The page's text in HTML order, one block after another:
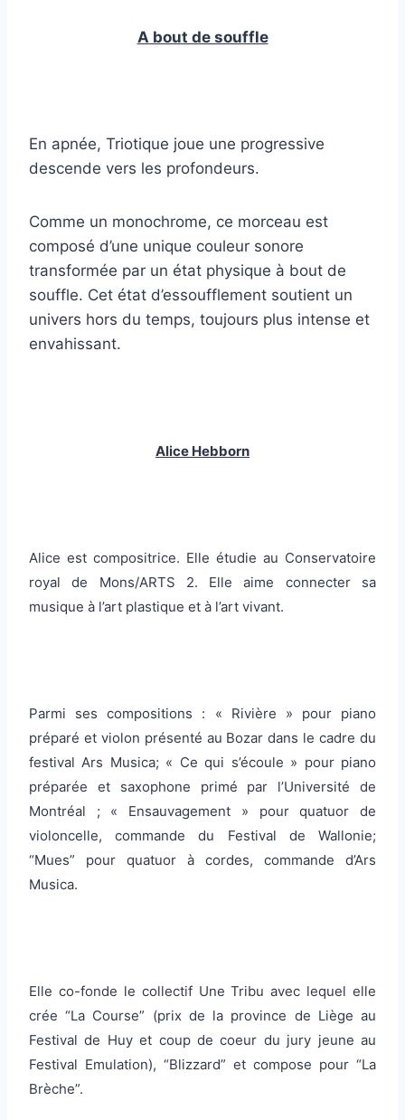
A bout de souffle
En apnée, Triotique joue une progressive
descende vers les profondeurs.
Comme un monochrome, ce morceau est
composé d’une unique couleur sonore
transformée par un état physique à bout de
souffle. Cet état d’essoufflement soutient un
univers hors du temps, toujours plus intense et
envahissant.
Alice Hebborn
Alice est compositrice. Elle étudie au Conservatoire
royal de Mons/ARTS 2. Elle aime connecter sa
musique à l’art plastique et à l’art vivant.
Parmi ses compositions : « Rivière » pour piano
préparé et violon présenté au Bozar dans le cadre du
festival Ars Musica; « Ce qui s’écoule » pour piano
préparée et saxophone primé par l’Université de
Montréal ; « Ensauvagement » pour quatuor de
violoncelle, commande du Festival de Wallonie;
“Mues” pour quatuor à cordes, commande d’Ars
Musica.
Elle co-fonde le collectif Une Tribu avec lequel elle
crée “La Course” (prix de la province de Liège au
Festival de Huy et coup de coeur du jury jeune au
Festival Emulation), “Blizzard” et compose pour “La
Brèche”.